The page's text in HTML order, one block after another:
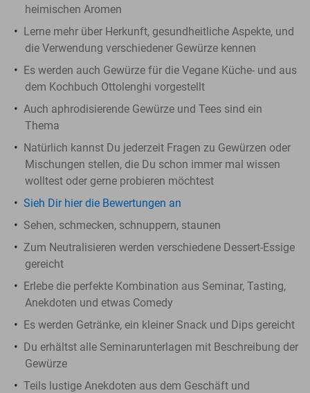
heimischen Aromen
Lerne mehr über Herkunft, gesundheitliche Aspekte, und
die Verwendung verschiedener Gewürze kennen
Es werden auch Gewürze für die Vegane Küche- und aus
dem Kochbuch Ottolenghi vorgestellt
Auch aphrodisierende Gewürze und Tees sind ein
Thema
Natürlich kannst Du jederzeit Fragen zu Gewürzen oder
Mischungen stellen, die Du schon immer mal wissen
wolltest oder gerne probieren möchtest
Sieh Dir hier die Bewertungen an
Sehen, schmecken, schnuppern, staunen
Zum Neutralisieren werden verschiedene Dessert-Essige
gereicht
Erlebe die perfekte Kombination aus Seminar, Tasting,
Anekdoten und etwas Comedy
Es werden Getränke, ein kleiner Snack und Dips gereicht
Du erhältst alle Seminarunterlagen mit Beschreibung der
Gewürze
Teils lustige Anekdoten aus dem Geschäft und